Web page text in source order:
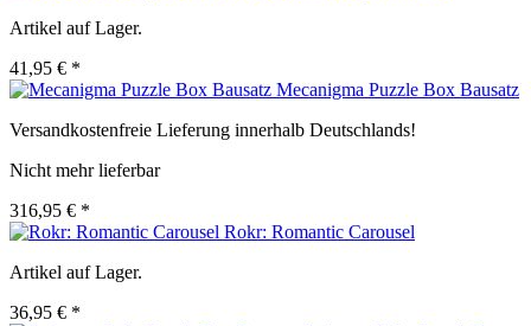
Artikel auf Lager.
41,95 € *
Mecanigma Puzzle Box Bausatz
Versandkostenfreie Lieferung innerhalb Deutschlands!
Nicht mehr lieferbar
316,95 € *
Rokr: Romantic Carousel
Artikel auf Lager.
36,95 € *